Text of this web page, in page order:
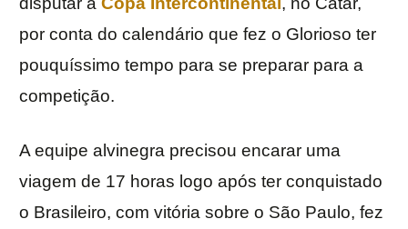
por conta do calendário que fez o Glorioso ter
pouquíssimo tempo para se preparar para a
competição.
A equipe alvinegra precisou encarar uma
viagem de 17 horas logo após ter conquistado
o Brasileiro, com vitória sobre o São Paulo, fez